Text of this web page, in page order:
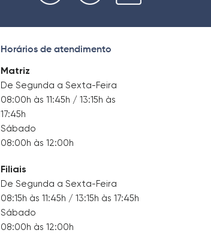
Horários de atendimento
Matriz
De Segunda a Sexta-Feira
08:00h às 11:45h / 13:15h às
17:45h
Sábado
08:00h às 12:00h
Filiais
De Segunda a Sexta-Feira
08:15h às 11:45h / 13:15h às 17:45h
Sábado
08:00h às 12:00h